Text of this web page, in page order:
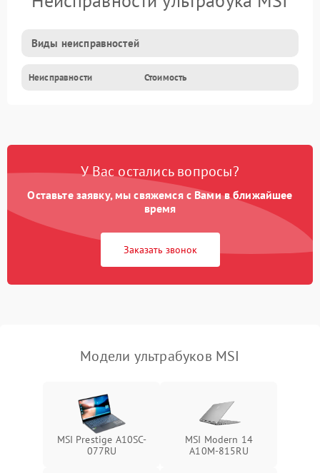
Виды неисправностей
Неисправности Стоимость
У Вас остались вопросы?
Оставьте заявку, мы свяжемся с Вами в ближайшее
время
Заказать звонок
Модели ультрабуков MSI
MSI Prestige A10SC-
077RU
MSI Modern 14
A10M-815RU